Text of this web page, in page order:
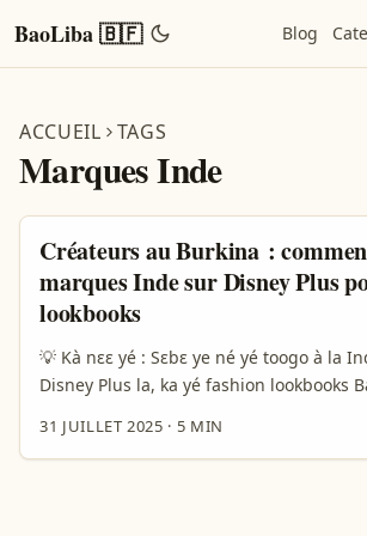
BaoLiba 🇧🇫 Blog
ACCUEIL TAGS
Marques Inde
Créateurs au Burkina :
marques Inde sur Disney Plus
lookbooks
💡 Kà nɛɛ yé : Sɛbɛ ye né yé toogo à la
Disney Plus la, ka yé fashion lookbooks
brands ta Disney Plus, ka baara ka fɔlɔ
kɛnɛ ka nya bɔ fɛ ka a yé. A la ka fisa fɔ,
31 JUILLET 2025 · 5 MIN